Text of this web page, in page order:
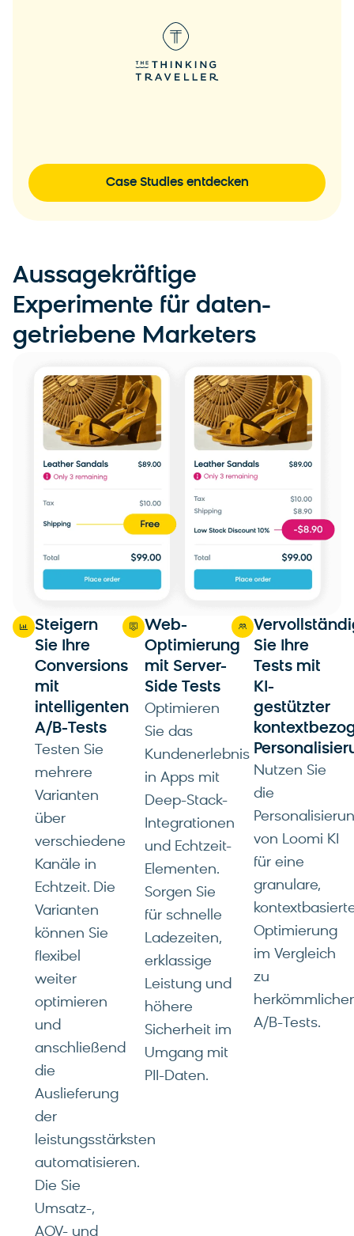
Case Studies entdecken
Aussagekräftige
Experimente für daten-
getriebene Marketers
Steigern
Sie Ihre
Conversions
mit
intelligenten
A/B-Tests
Testen Sie
mehrere
Varianten
über
verschiedene
Kanäle in
Echtzeit. Die
Varianten
können Sie
flexibel
weiter
optimieren
und
anschließend
die
Auslieferung
der
leistungsstärksten
automatisieren.
Die Sie
Umsatz-,
AOV- und
Web-
Optimierung
mit Server-
Side Tests
Optimieren
Sie das
Kundenerlebnis
in Apps mit
Deep-Stack-
Integrationen
und Echtzeit-
Elementen.
Sorgen Sie
für schnelle
Ladezeiten,
erklassige
Leistung und
höhere
Sicherheit im
Umgang mit
PII-Daten.
Sie Ihre
Tests mit
KI-
gestützter
Nutzen Sie
die
von Loomi KI
für eine
granulare,
Optimierung
im Vergleich
zu
A/B-Tests.